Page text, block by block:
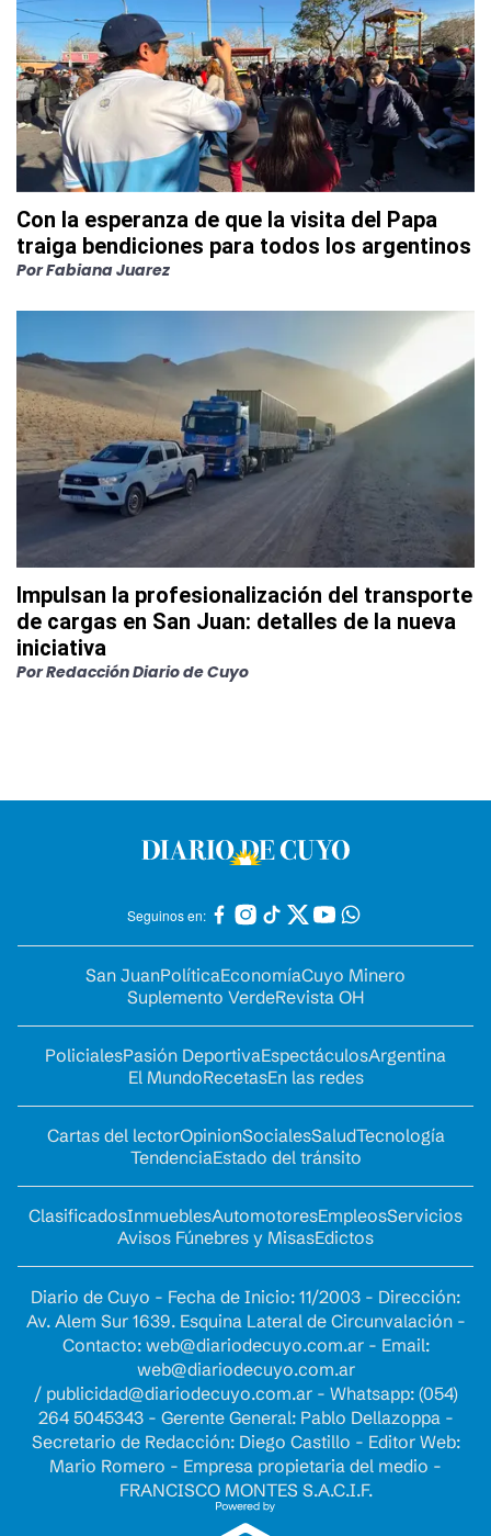
Con la esperanza de que la visita del Papa
traiga bendiciones para todos los argentinos
PorFabiana Juarez
Impulsan la profesionalización del transporte
de cargas en San Juan: detalles de la nueva
iniciativa
PorRedacción Diario de Cuyo
Seguinos en:
San JuanPolíticaEconomíaCuyo Minero
Suplemento VerdeRevista OH
PolicialesPasión DeportivaEspectáculosArgentina
El MundoRecetasEn las redes
Cartas del lectorOpinionSocialesSaludTecnología
TendenciaEstado del tránsito
ClasificadosInmueblesAutomotoresEmpleosServicios
Avisos Fúnebres y MisasEdictos
Diario de Cuyo - Fecha de Inicio: 11/2003 - Dirección:
Av. Alem Sur 1639. Esquina Lateral de Circunvalación -
Contacto: web@diariodecuyo.com.ar- Email:
web@diariodecuyo.com.ar
/ publicidad@diariodecuyo.com.ar- Whatsapp: (054)
264 5045343 - Gerente General: Pablo Dellazoppa -
Secretario de Redacción: Diego Castillo - Editor Web:
Mario Romero - Empresa propietaria del medio -
FRANCISCO MONTES S.A.C.I.F.